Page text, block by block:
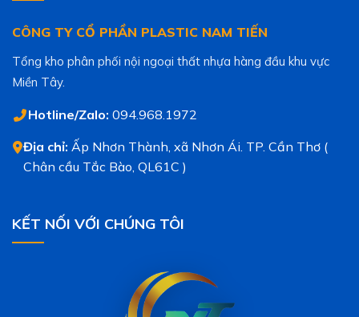
CÔNG TY CỔ PHẦN PLASTIC NAM TIẾN
Tổng kho phân phối nội ngoại thất nhựa hàng đầu khu vực
Miền Tây.
Hotline/Zalo: 094.968.1972
Địa chỉ: Ấp Nhơn Thành, xã Nhơn Ái. TP. Cần Thơ (
Chân cầu Tắc Bào, QL61C )
KẾT NỐI VỚI CHÚNG TÔI